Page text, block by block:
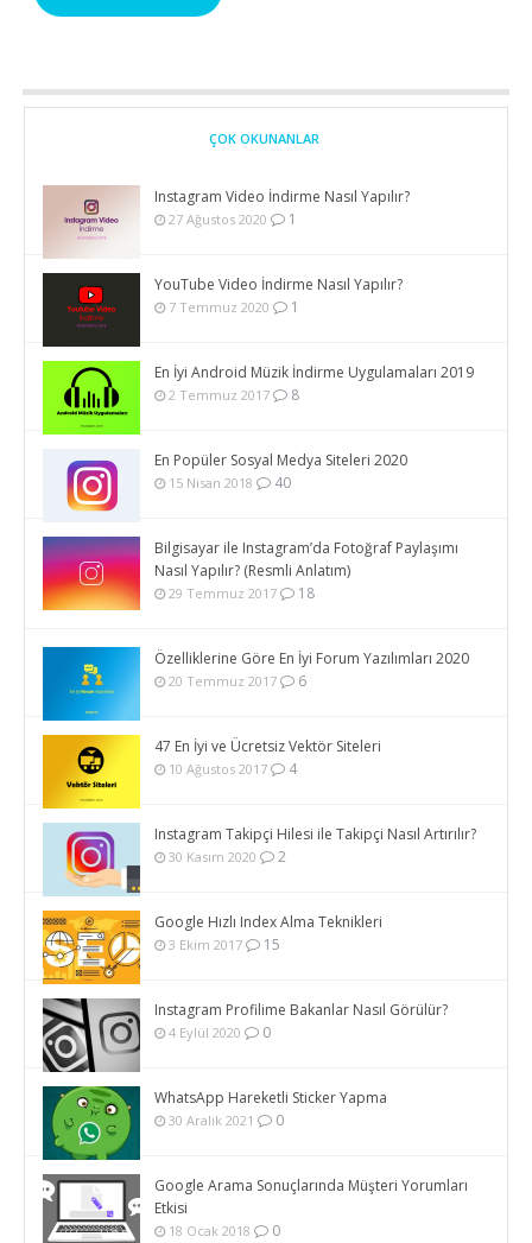
ÇOK OKUNANLAR
Instagram Video İndirme Nasıl Yapılır?
27 Ağustos 2020 1
YouTube Video İndirme Nasıl Yapılır?
7 Temmuz 2020 1
En İyi Android Müzik İndirme Uygulamaları 2019
2 Temmuz 2017 8
En Popüler Sosyal Medya Siteleri 2020
15 Nisan 2018 40
Bilgisayar ile Instagram’da Fotoğraf Paylaşımı
Nasıl Yapılır? (Resmli Anlatım)
29 Temmuz 2017 18
Özelliklerine Göre En İyi Forum Yazılımları 2020
20 Temmuz 2017 6
47 En İyi ve Ücretsiz Vektör Siteleri
10 Ağustos 2017 4
Instagram Takipçi Hilesi ile Takipçi Nasıl Artırılır?
30 Kasım 2020 2
Google Hızlı Index Alma Teknikleri
3 Ekim 2017 15
Instagram Profilime Bakanlar Nasıl Görülür?
4 Eylül 2020 0
WhatsApp Hareketli Sticker Yapma
30 Aralık 2021 0
Google Arama Sonuçlarında Müşteri Yorumları
Etkisi
18 Ocak 2018 0